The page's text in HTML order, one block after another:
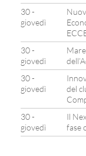
30 -
giovedì
30 -
giovedì
30 -
giovedì
del
30 -
giovedì
Il
fase